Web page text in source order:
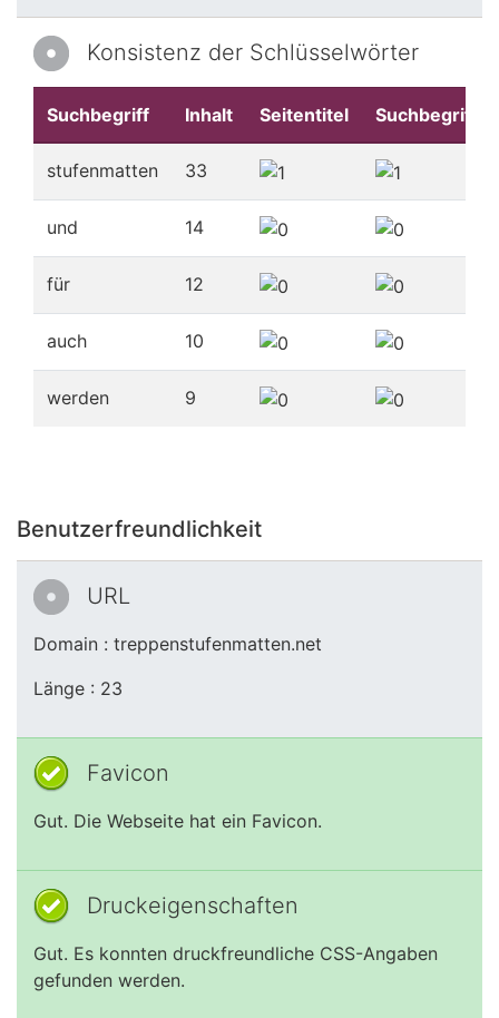
Konsistenz der Schlüsselwörter
Suchbegriff Inhalt Seitentitel Suchbegriffe
stufenmatten 33
und 14
für 12
auch 10
werden 9
Benutzerfreundlichkeit
URL
Domain : treppenstufenmatten.net
Länge : 23
Favicon
Gut. Die Webseite hat ein Favicon.
Druckeigenschaften
Gut. Es konnten druckfreundliche CSS-Angaben
gefunden werden.